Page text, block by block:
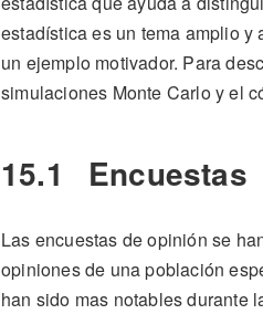
estadística es un tema amplio
un ejemplo motivador. Para
simulaciones Monte Carlo y el
15.1 Encuestas
Las encuestas de opinión se
opiniones de una población
han sido mas notables durante